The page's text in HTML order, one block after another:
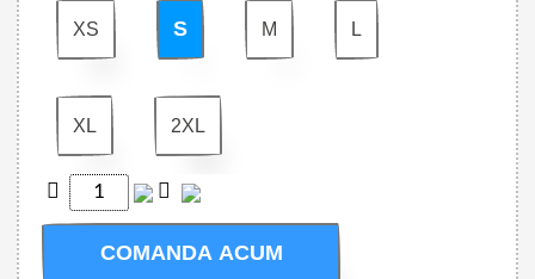
XS S M L
XL 2XL
COMANDA ACUM